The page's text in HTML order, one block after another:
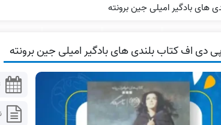
های بادگیر امیلی جین برونته
دی اف کتاب بلندی های بادگیر امیلی جین برونته